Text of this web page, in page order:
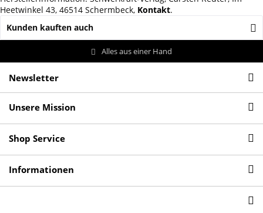
Heetwinkel 43, 46514 Schermbeck, Kontakt.
Kunden kauften auch
Alles aus einer Hand
Newsletter
Unsere Mission
Shop Service
Informationen